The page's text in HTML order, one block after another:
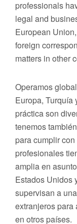
professionals
legal and
European
foreign
matters in other
Operamos
Europa, Turquía
práctica son
tenemos
para cumplir
profesionales
amplia en
Estados Unidos
supervisan a
extranjeros para
en otros países.